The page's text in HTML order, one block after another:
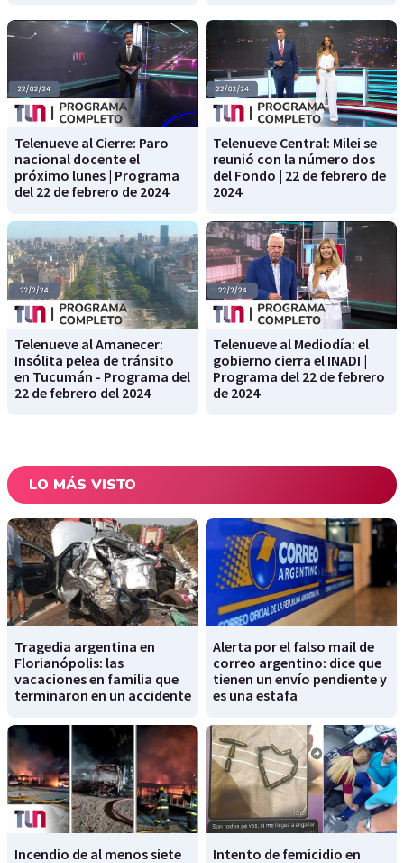
Telenueve al Cierre: Paro
nacional docente el
próximo lunes | Programa
del 22 de febrero de 2024
Telenueve Central: Milei se
reunió con la número dos
del Fondo | 22 de febrero de
2024
Telenueve al Amanecer:
Insólita pelea de tránsito
en Tucumán - Programa del
22 de febrero del 2024
Telenueve al Mediodía: el
gobierno cierra el INADI |
Programa del 22 de febrero
de 2024
LO MÁS VISTO
Tragedia argentina en
Florianópolis: las
vacaciones en familia que
terminaron en un accidente
Alerta por el falso mail de
correo argentino: dice que
tienen un envío pendiente y
es una estafa
Incendio de al menos siete
Intento de femicidio en